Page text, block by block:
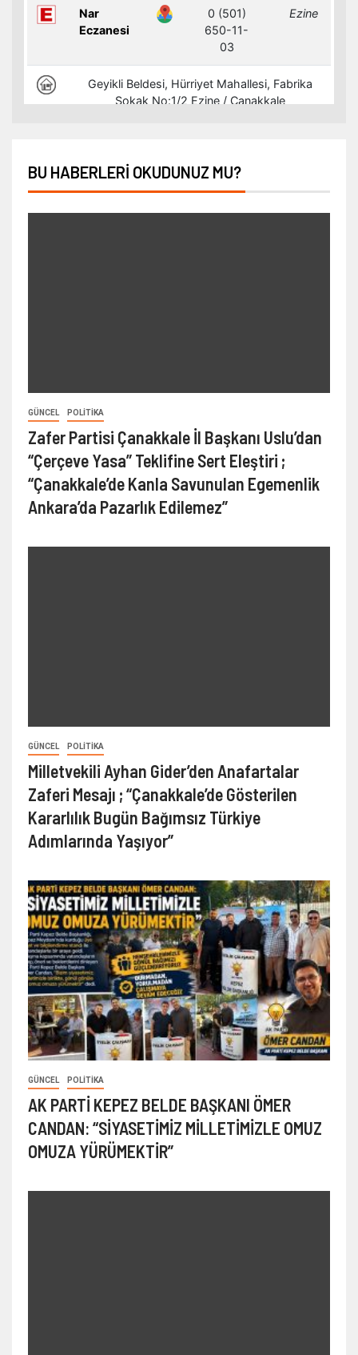
BU HABERLERI OKUDUNUZ MU?
GÜNCEL POLITIKA
Zafer Partisi Çanakkale İl Başkanı Uslu’dan
“Çerçeve Yasa” Teklifine Sert Eleştiri ;
“Çanakkale’de Kanla Savunulan Egemenlik
Ankara’da Pazarlık Edilemez”
GÜNCEL POLITIKA
Milletvekili Ayhan Gider’den Anafartalar
Zaferi Mesajı ; “Çanakkale’de Gösterilen
Kararlılık Bugün Bağımsız Türkiye
Adımlarında Yaşıyor”
GÜNCEL POLITIKA
AK PARTİ KEPEZ BELDE BAŞKANI ÖMER
CANDAN: “SİYASETİMİZ MİLLETİMİZLE OMUZ
OMUZA YÜRÜMEKTİR”